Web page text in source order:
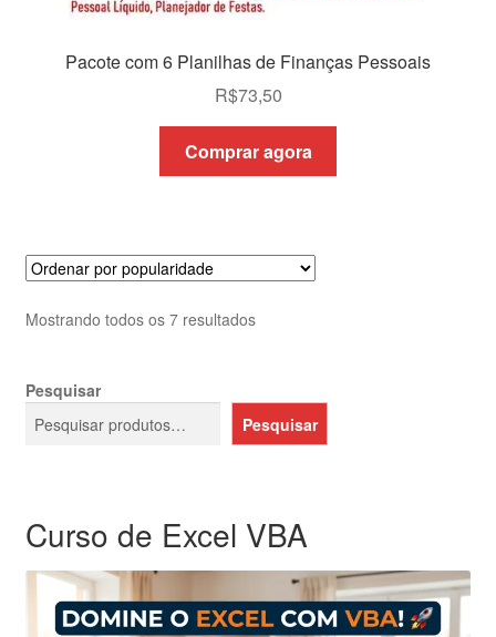
Pacote com 6 Planilhas de Finanças Pessoais
R$73,50
Comprar agora
Mostrando todos os 7 resultadosClassificado
Pesquisar
Pesquisar
Curso de Excel VBA